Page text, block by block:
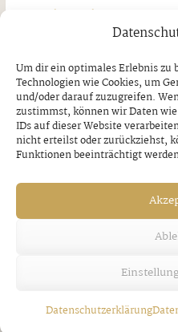
Um dir ein optimales Erlebnis zu
Technologien wie Cookies, um
und/oder darauf zuzugreifen.
zustimmst, können wir Daten
IDs auf dieser Website
nicht erteilst oder zurückziehst,
Funktionen beeinträchtigt
Datenschutzerklärung
Jubilare in Bruck